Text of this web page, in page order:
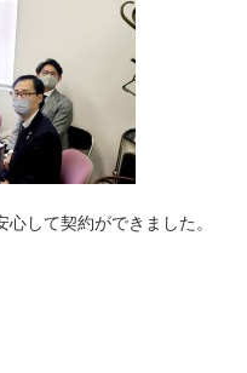
して契約ができました。